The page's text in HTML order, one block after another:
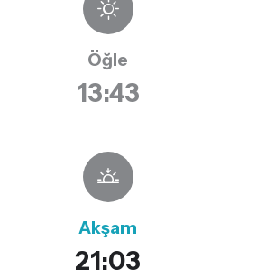
Öğle
13:43
Akşam
21:03